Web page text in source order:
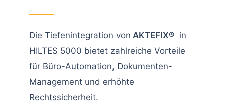
Die Tiefenintegration von AKTEFIX®in
HILTES 5000 bietet zahlreiche Vorteile
für Büro-Automation, Dokumenten-
Management und erhöhte
Rechtssicherheit.